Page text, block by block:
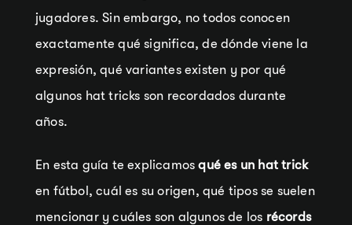
jugadores. Sin embargo, no todos conocen
exactamente qué significa, de dónde viene la
expresión, qué variantes existen y por qué
algunos hat tricks son recordados durante
años.
En esta guía te explicamosqué es un hat trick
en fútbol, cuál es su origen, qué tipos se suelen
mencionar y cuáles son algunos de los récords